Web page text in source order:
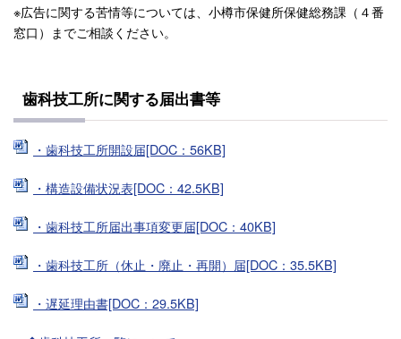
※広告に関する苦情等については、小樽市保健所保健総務課（４番
窓口）までご相談ください。
歯科技工所に関する届出書等
・歯科技工所開設届[DOC：56KB]
・構造設備状況表[DOC：42.5KB]
・歯科技工所届出事項変更届[DOC：40KB]
・歯科技工所（休止・廃止・再開）届[DOC：35.5KB]
・遅延理由書[DOC：29.5KB]